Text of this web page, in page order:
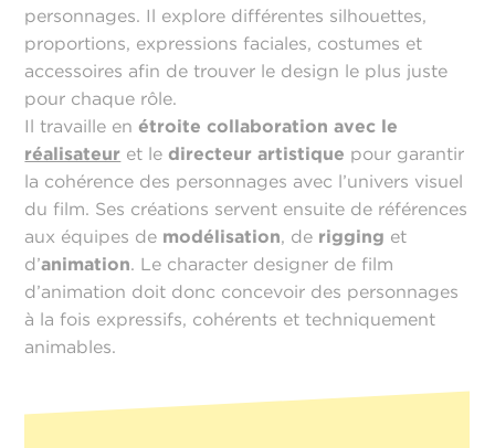
personnages. Il explore différentes silhouettes,
proportions, expressions faciales, costumes et
accessoires afin de trouver le design le plus juste
pour chaque rôle.
Il travaille enétroite collaboration avec le
réalisateur et ledirecteur artistique pour garantir
la cohérence des personnages avec l’univers visuel
du film. Ses créations servent ensuite de références
aux équipes de modélisation, de rigging et
d’animation. Le character designer de film
d’animation doit donc concevoir des personnages
à la fois expressifs, cohérents et techniquement
animables.